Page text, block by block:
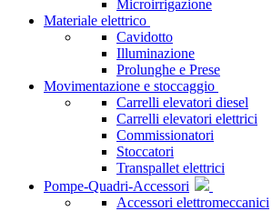
Microirrigazione
Materiale elettrico
Cavidotto
Illuminazione
Prolunghe e Prese
Movimentazione e stoccaggio
Carrelli elevatori diesel
Carrelli elevatori elettrici
Commissionatori
Stoccatori
Transpallet elettrici
Pompe-Quadri-Accessori
Accessori elettromeccanici